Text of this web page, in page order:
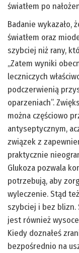
światłem po
Badanie wykazało,
światłem oraz
szybciej niż rany,
„Zatem wyniki
leczniczych
podczerwienią
oparzeniach”.
można częściowo
antyseptycznym,
związek z
praktycznie
Glukoza pozwala
potrzebują, aby
wyleczenie. Stąd
szybciej i bez blizn.
jest również
Kiedy doznałeś
bezpośrednio na